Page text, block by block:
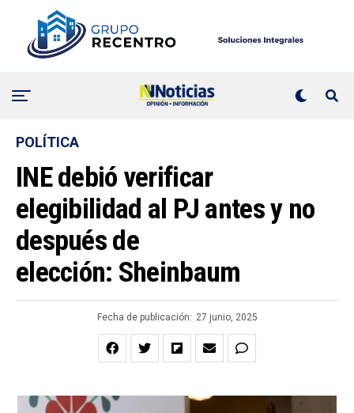
POLÍTICA
INE debió verificar
elegibilidad al PJ antes y no
después de
elección: Sheinbaum
Fecha de publicación: 27 junio, 2025